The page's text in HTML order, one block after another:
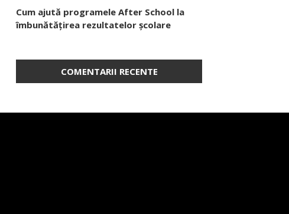
Cum ajută programele After School la
îmbunătățirea rezultatelor școlare
COMENTARII RECENTE